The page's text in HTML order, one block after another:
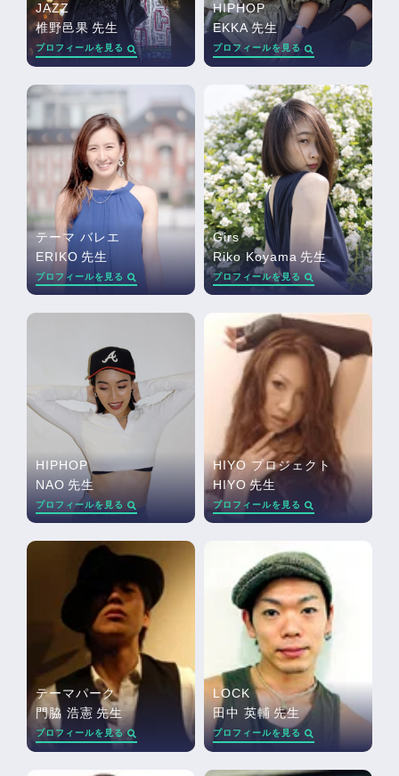
JAZZ
椎野邑果 先生
プロフィールを見る
HIPHOP
EKKA先生
プロフィールを見る
テーマ バレエ
ERIKO 先生
プロフィールを見る
Girs
Riko Koyama 先生
プロフィールを見る
HIPHOP
NAO 先生
プロフィールを見る
HIYO プロジェクト
HIYO先生
プロフィールを見る
テーマパーク
門脇 浩憲 先生
プロフィールを見る
LOCK
田中 英輔 先生
プロフィールを見る